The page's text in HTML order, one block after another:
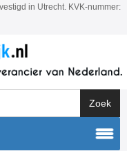
in Utrecht. KVK-nummer: